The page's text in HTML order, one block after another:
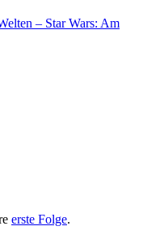
– Star Wars: Am
erste Folge.